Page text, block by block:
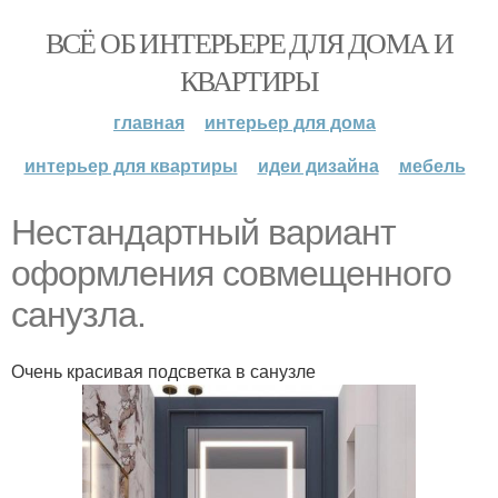
ВСЁ ОБ ИНТЕРЬЕРЕ ДЛЯ ДОМА И
КВАРТИРЫ
главная
интерьер для дома
интерьер для квартиры
идеи дизайна мебель
Нестандартный вариант
оформления совмещенного
санузла.
Очень красивая подсветка в санузле